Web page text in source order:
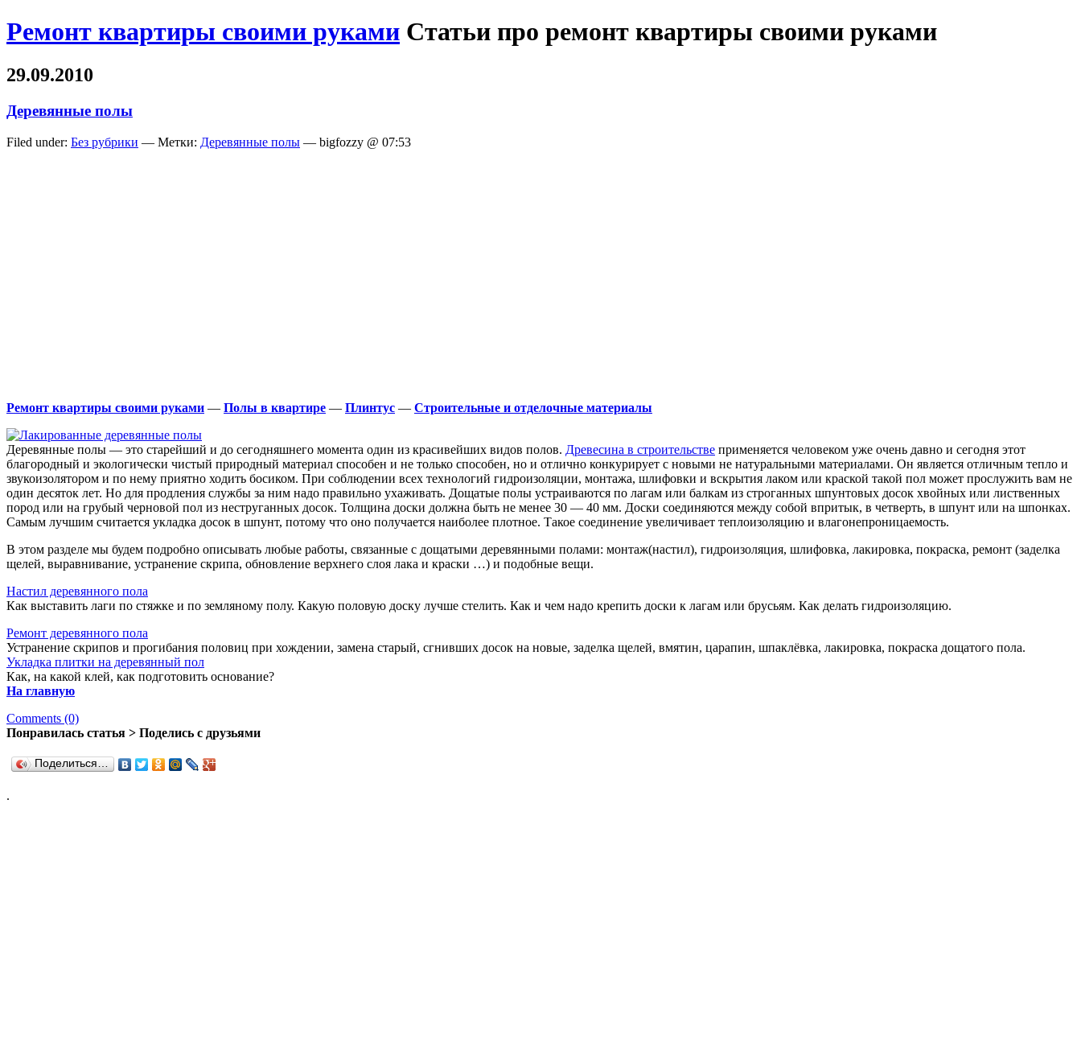
Ремонт квартиры своими руками Статьи про ремонт квартиры своими руками
29.09.2010
Деревянные полы
Filed under: Без рубрики — Метки: Деревянные полы — bigfozzy @ 07:53
Ремонт квартиры своими руками — Полы в квартире — Плинтус — Строительные и отделочные материалы
Деревянные полы — это старейший и до сегодняшнего момента один из красивейших видов полов. Древесина в строительстве применяется человеком уже очень давно и сегодня этот
благородный и экологически чистый природный материал способен и не только способен, но и отлично конкурирует с новыми не натуральными материалами. Он является отличным тепло и
звукоизолятором и по нему приятно ходить босиком. При соблюдении всех технологий гидроизоляции, монтажа, шлифовки и вскрытия лаком или краской такой пол может прослужить вам не
один десяток лет. Но для продления службы за ним надо правильно ухаживать. Дощатые полы устраиваются по лагам или балкам из строганных шпунтовых досок хвойных или лиственных
пород или на грубый черновой пол из неструганных досок. Толщина доски должна быть не менее 30 — 40 мм. Доски соединяются между собой впритык, в четверть, в шпунт или на шпонках.
Самым лучшим считается укладка досок в шпунт, потому что оно получается наиболее плотное. Такое соединение увеличивает теплоизоляцию и влагонепроницаемость.
В этом разделе мы будем подробно описывать любые работы, связанные с дощатыми деревянными полами: монтаж(настил), гидроизоляция, шлифовка, лакировка, покраска, ремонт (заделка
щелей, выравнивание, устранение скрипа, обновление верхнего слоя лака и краски …) и подобные вещи.
Настил деревянного пола
Как выставить лаги по стяжке и по земляному полу. Какую половую доску лучше стелить. Как и чем надо крепить доски к лагам или брусьям. Как делать гидроизоляцию.
Ремонт деревянного пола
Устранение скрипов и прогибания половиц при хождении, замена старый, сгнивших досок на новые, заделка щелей, вмятин, царапин, шпаклёвка, лакировка, покраска дощатого пола.
Укладка плитки на деревянный пол
Как, на какой клей, как подготовить основание?
На главную
Comments (0)
Понравилась статья > Поделись с друзьями
Поделиться…
.